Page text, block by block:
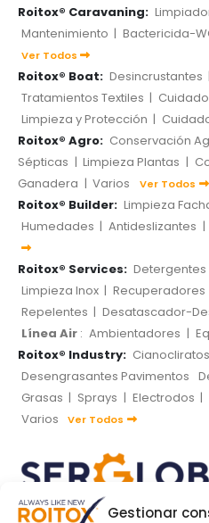
Gestionar
Roitox® Caravaning:
Mantenimiento | Bactericida-
Ver Todos
Roitox® Boat: Desincrustantes |
Tratamientos Textiles |
Limpieza y Protección |
Roitox® Agro: Conservación
Sépticas | Limpieza Plantas |
Ganadera | Varios Ver Todos
Roitox® Builder: Limpieza
Humedades | Antideslizantes |
Roitox® Services: Detergentes
Limpieza Inox | Recuperadores
Repelentes | Desatascador-
Línea Air : Ambientadores |
Roitox® Industry:
Desengrasantes Pavimentos
Grasas | Sprays | Electrodos |
Varios
Ver Todos